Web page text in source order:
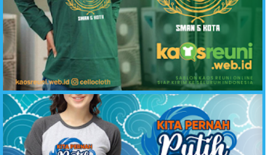
Kaos Reuni Lengan Panjang Hijau Botol SMA 5 Kota - Kaos Reuni